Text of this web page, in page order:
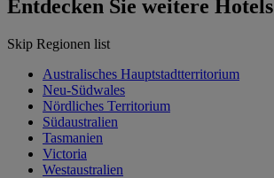
Entdecken Sie weitere Hotels
Skip Regionen list
Australisches Hauptstadtterritorium
Neu-Südwales
Nördliches Territorium
Südaustralien
Tasmanien
Victoria
Westaustralien